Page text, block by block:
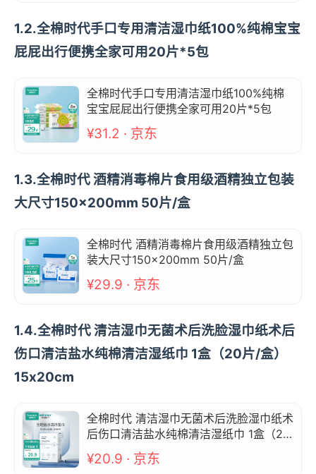
1.2.全棉时代手口专用清洁湿巾纸100%纯棉宝宝
屁屁出行便携全家可用20片*5包
全棉时代手口专用清洁湿巾纸100%纯棉
宝宝屁屁出行便携全家可用20片*5包
¥31.2 · 京东
1.3.全棉时代 酒精消毒棉片食用级酒精独立包装
大尺寸150×200mm 50片/盒
全棉时代 酒精消毒棉片食用级酒精独立包
装大尺寸150×200mm 50片/盒
¥29.9 · 京东
1.4.全棉时代 清洁湿巾无菌术后洗脸湿巾纸术后
伤口清洁盐水纯棉清洁湿纸巾 1盒（20片/盒）
15x20cm
全棉时代 清洁湿巾无菌术后洗脸湿巾纸术
后伤口清洁盐水纯棉清洁湿纸巾 1盒（20
片/盒） 15x20cm
¥20.9 · 京东